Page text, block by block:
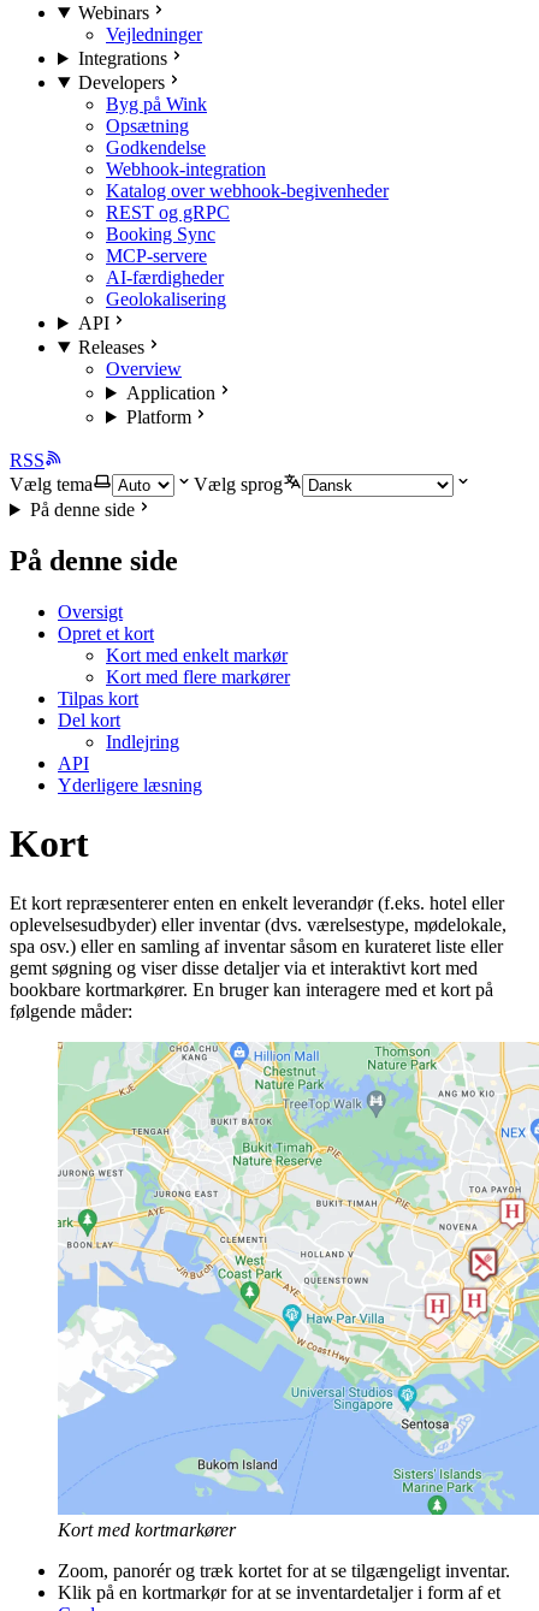
Webinars
Vejledninger
Integrations
Developers
Byg på Wink
Opsætning
Godkendelse
Webhook-integration
Katalog over webhook-begivenheder
REST og gRPC
Booking Sync
MCP-servere
AI-færdigheder
Geolokalisering
API
Releases
Overview
Application
Platform
RSS
Vælg tema
Vælg sprog
På denne side
På denne side
Oversigt
Opret et kort
Kort med enkelt markør
Kort med flere markører
Tilpas kort
Del kort
Indlejring
API
Yderligere læsning
Kort
Et kort repræsenterer enten en enkelt leverandør (f.eks. hotel eller
oplevelsesudbyder) eller inventar (dvs. værelsestype, mødelokale,
spa osv.) eller en samling af inventar såsom en kurateret liste eller
gemt søgning og viser disse detaljer via et interaktivt kort med
bookbare kortmarkører. En bruger kan interagere med et kort på
følgende måder:
Kort med kortmarkører
Zoom, panorér og træk kortet for at se tilgængeligt inventar.
Klik på en kortmarkør for at se inventardetaljer i form af et